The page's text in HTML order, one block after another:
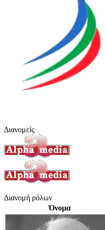
Διανομείς
Διανομή ρόλων
Όνομα